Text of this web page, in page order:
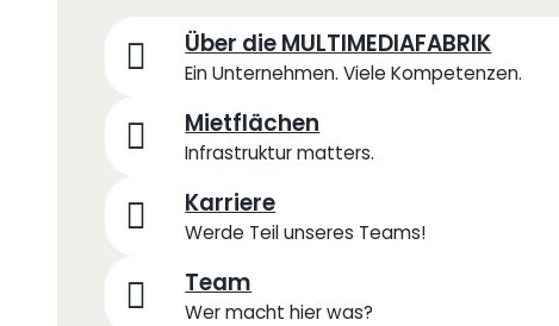
Über die MULTIMEDIAFABRIK
Ein Unternehmen. Viele Kompetenzen.
Mietflächen
Infrastruktur matters.
Karriere
Werde Teil unseres Teams!
Team
Wer macht hier was?